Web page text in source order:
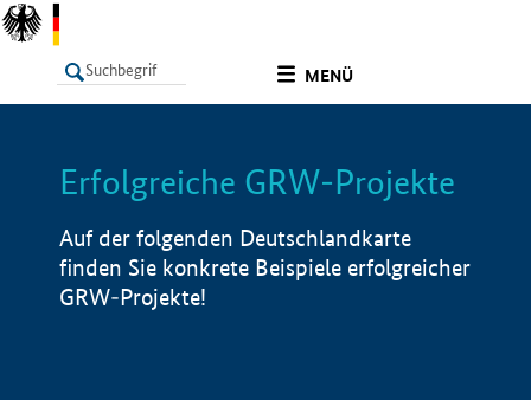
MENÜ
LISTE Info
Erfolgreiche GRW-Projekte
Auf der folgenden Deutschlandkarte
finden Sie konkrete Beispiele erfolgreicher
GRW-Projekte!